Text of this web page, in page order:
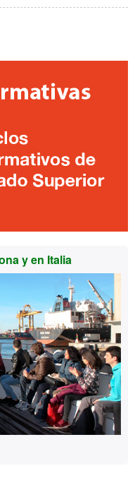
y en Italia